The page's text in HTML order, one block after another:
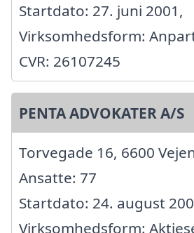
Startdato: 27. juni 2001,
Virksomhedsform:
CVR: 26107245
PENTA ADVOKATER A/S
Torvegade 16, 6600
Ansatte: 77
Startdato: 24. august
Virksomhedsform: